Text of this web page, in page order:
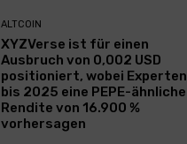
ALTCOIN
XYZVerse ist für einen
Ausbruch von 0,002 USD
positioniert, wobei Experten
bis 2025 eine PEPE-ähnliche
Rendite von 16.900 %
vorhersagen